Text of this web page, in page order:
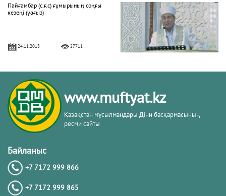
Пайғамбар (с.ғ.с) ғұмырының соңғы
кезеңі (уағыз)
24.11.2013 27711
"Фатиха" сүресі
11.04.2016
23.10.2015
www.muftyat.kz
Қазақстан мұсылмандары Діни басқармасының
ресми сайты
Байланыс
+7 7172 999 866
+7 7172 999 865